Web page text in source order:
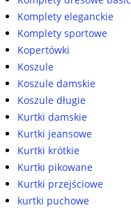
Komplety eleganckie
Komplety sportowe
Kopertówki
Koszule
Koszule damskie
Koszule długie
Kurtki damskie
Kurtki jeansowe
Kurtki krótkie
Kurtki pikowane
Kurtki przejściowe
kurtki puchowe